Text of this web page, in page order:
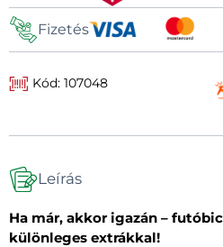
Fizetés
Kód: 107048
Leírás
Ha már, akkor igazán –
különleges extrákkal!